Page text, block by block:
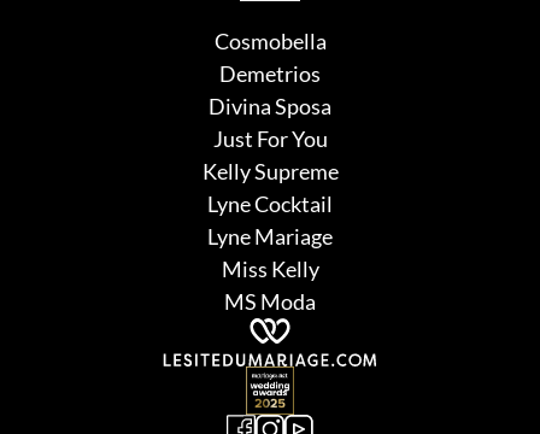
Cosmobella
Demetrios
Divina Sposa
Just For You
Kelly Supreme
Lyne Cocktail
Lyne Mariage
Miss Kelly
MS Moda